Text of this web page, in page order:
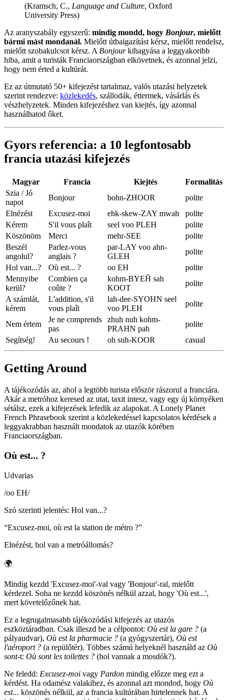
(Kramsch, C., Language and Culture, Oxford
University Press)
Az aranyszabály egyszerű: mindig mondd, hogy Bonjour, mielőtt
bármi mást mondanál. Mielőtt útbaigazítást kérsz, mielőtt rendelsz,
mielőtt szobakulcsot kérsz. ABonjourkihagyása a leggyakoribb
hiba, amit a turisták Franciaországban elkövetnek, és azonnal jelzi,
hogy nem érted a kultúrát.
Ez az útmutató 50+ kifejezést tartalmaz, valós utazási helyzetek
szerint rendezve: közlekedés, szállodák, éttermek, vásárlás és
vészhelyzetek. Minden kifejezéshez van kiejtés, így azonnal
használhatod őket.
Gyors referencia: a 10 legfontosabb
francia utazási kifejezés
Magyar Francia Kiejtés
Formalitás
Szia / Jó
napot
Bonjour bohn-ZHOOR
polite
Elnézést
Excusez-moi ehk-skew-ZAY mwah
polite
Kérem
S'il vous plaît seel voo PLEH
polite
Köszönöm
Merci mehr-SEE
polite
Beszél
angolul?
Parlez-vous
anglais ?
par-LAY voo ahn-
GLEH
polite
Hol van...?
Où est... ? oo EH
polite
Mennyibe
kerül?
Combien ça
coûte ?
kohm-BYEH̃ sah
KOOT
polite
A számlát,
kérem
L'addition, s'il
vous plaît
lah-dee-SYOHN seel
voo PLEH
polite
Nem értem
Je ne comprends
pas
zhuh nuh kohm-
PRAHN pah
polite
Segítség!
Au secours ! oh suh-KOOR casual
Getting Around
A tájékozódás az, ahol a legtöbb turista először rászorul a franciára.
Akár a metróhoz keresed az utat, taxit intesz, vagy egy új környéken
sétálsz, ezek a kifejezések lefedik az alapokat. A Lonely Planet
French Phrasebook szerint a közlekedéssel kapcsolatos kérdések a
leggyakrabban használt mondatok az utazók körében
Franciaországban.
Où est... ?
Udvarias
/oo EH/
Szó szerinti jelentés: Hol van...?
“Excusez-moi, où est la station de métro ?”
Elnézést, hol van a metróállomás?
🌍
Mindig kezdd 'Excusez-moi'-val vagy 'Bonjour'-ral, mielőtt
kérdezel. Soha ne kezdd köszönés nélkül azzal, hogy 'Où est...',
mert követelőzőnek hat.
Ez a legrugalmasabb tájékozódási kifejezés az utazós
eszköztáradban. Csak illeszd be a célpontot: Où est la gare ? (a
pályaudvar), Où est la pharmacie ? (a gyógyszertár), Où est
l'aéroport ? (a repülőtér). Többes számú helyeknél használd az Où
sont-t: Où sont les toilettes ? (hol vannak a mosdók?).
Ne feledd: Excusez-moi vagy Pardon mindig előzze meg ezt a
kérdést. Ha odamész valakihez, és azonnal azt mondod, hogy Où
est... köszönés nélkül, az a francia kultúrában hirtelennek hat. A